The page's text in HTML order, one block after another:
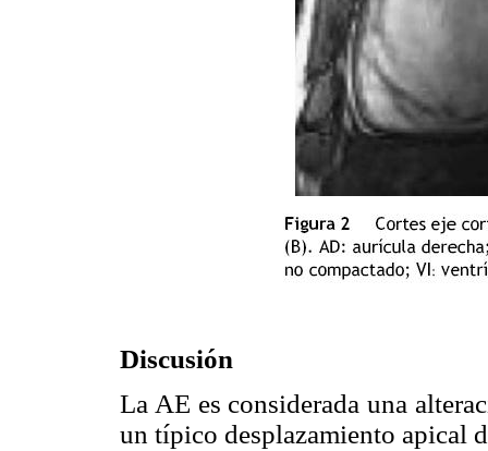
Discusión
La AE es considerada una
un típico desplazamiento apical